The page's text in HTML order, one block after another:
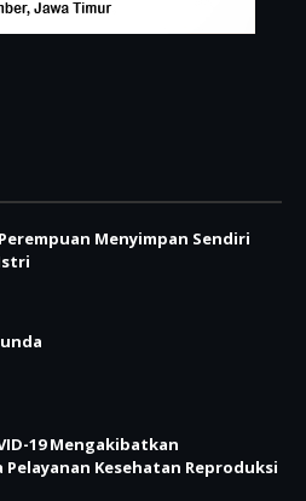
Menyimpan Sendiri
19 Mengakibatkan
Kesehatan Reproduksi